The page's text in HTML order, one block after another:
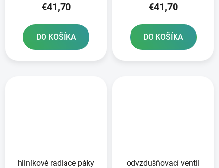
€41,70
DO KOŠÍKA
€41,70
DO KOŠÍKA
hliníkové radiace páky
odvzdušňovací ventil